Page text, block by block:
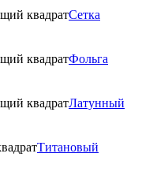
Сетка
Фольга
Латунный
Титановый